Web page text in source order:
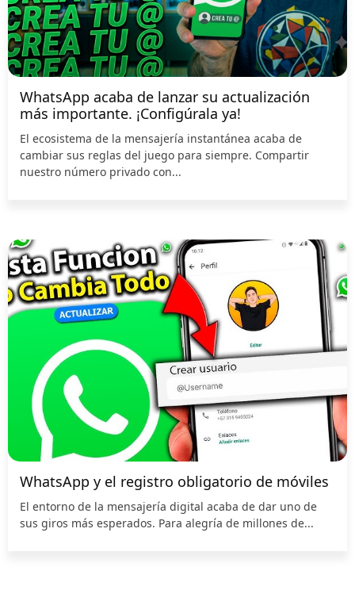
WhatsApp acaba de lanzar su actualización
más importante. ¡Configúrala ya!
El ecosistema de la mensajería instantánea acaba de
cambiar sus reglas del juego para siempre. Compartir
nuestro número privado con...
WhatsApp y el registro obligatorio de móviles
El entorno de la mensajería digital acaba de dar uno de
sus giros más esperados. Para alegría de millones de...